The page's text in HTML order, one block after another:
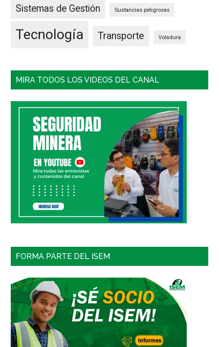
Sistemas de Gestión Sustancias peligrosas
Tecnología Transporte Voladura
MIRA TODOS LOS VIDEOS DEL CANAL
FORMA PARTE DEL ISEM